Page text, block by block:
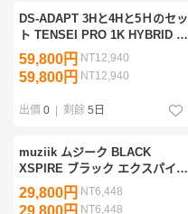
DS-ADAPT 3Hと4Hと5Ｈのセッ
ト TENSEI PRO 1K HYBRID 80
(R)
59,800円 NT12,940
59,800円 NT12,940
出價 0 | 剩餘 5日
muziik ムジーク BLACK
XSPIRE ブラック エクスパイア
限定モデル レッド 10.5° ヘッド
のみ
29,800円 NT6,448
29,800円 NT6,448